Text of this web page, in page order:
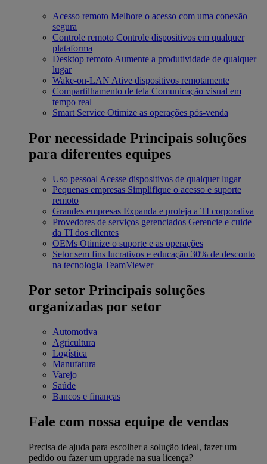
Acesso remoto Melhore o acesso com uma conexão
segura
Controle remoto Controle dispositivos em qualquer
plataforma
Desktop remoto Aumente a produtividade de qualquer
lugar
Wake-on-LAN Ative dispositivos remotamente
Compartilhamento de tela Comunicação visual em
tempo real
Smart Service Otimize as operações pós-venda
Por necessidade Principais soluções
para diferentes equipes
Uso pessoalAcesse dispositivos de qualquer lugar
Pequenas empresas Simplifique o acesso e suporte
remoto
Grandes empresas Expanda e proteja a TI corporativa
Provedores de serviços gerenciados Gerencie e cuide
da TI dos clientes
OEMs Otimize o suporte e as operações
Setor sem fins lucrativos e educação 30% de desconto
na tecnologia TeamViewer
Por setor Principais soluções
organizadas por setor
Automotiva
Agricultura
Logística
Manufatura
Varejo
Saúde
Bancos e finanças
Fale com nossa equipe de vendas
Precisa de ajuda para escolher a solução ideal, fazer um
pedido ou fazer um upgrade na sua licença?